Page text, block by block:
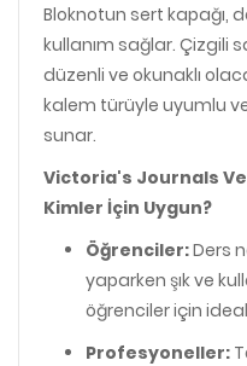
Bloknotun sert kapağı,
kullanım sağlar. Çizgili
düzenli ve okunaklı
kalem türüyle uyumlu
sunar.
Victoria's Journals
Kimler İçin Uygun?
Öğrenciler:Ders
yaparken şık ve
öğrenciler için
Profesyoneller: